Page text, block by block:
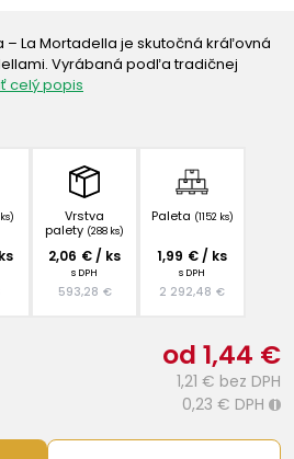
– La Mortadella je skutočná kráľovná
Vyrábaná podľa tradičnej
celý popis
Vrstva
palety (288 ks)
2,06 € / ks
s DPH
593,28 €
Paleta (1152 ks)
1,99 € / ks
s DPH
2 292,48 €
od 1,44 €
1,21 € bez DPH
0,23 € DPH i